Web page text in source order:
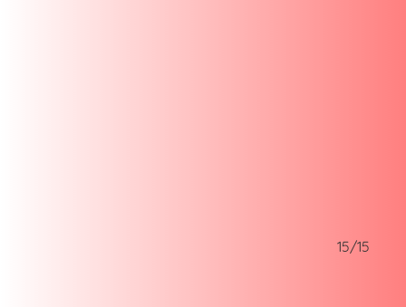
15/15